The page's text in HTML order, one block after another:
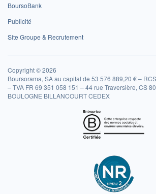
BoursoBank
Publicité
Site Groupe & Recrutement
Copyright © 2026
Boursorama, SA au capital de 53 576 889,20 € –
– TVA FR 69 351 058 151 – 44 rue Traversière, CS
BOULOGNE BILLANCOURT CEDEX